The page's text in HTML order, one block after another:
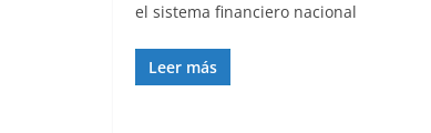
el sistema financiero nacional
Leer más